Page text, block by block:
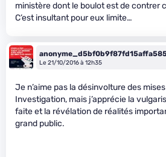
ministère dont le boulot est de contrer
C’est insultant pour eux limite…
Le 21/10/2016 à 12h35
Je n’aime pas la désinvolture des
Investigation, mais j’apprécie la
faite et la révélation de réalités
grand public.